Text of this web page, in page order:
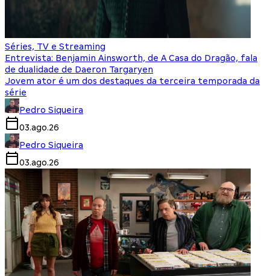
Séries, TV e Streaming
Entrevista: Benjamin Ainsworth, de A Casa do Dragão, fala
de dualidade de Daeron Targaryen
Jovem ator é um dos destaques da terceira temporada da
série
Pedro Siqueira
03.ago.26
Pedro Siqueira
03.ago.26